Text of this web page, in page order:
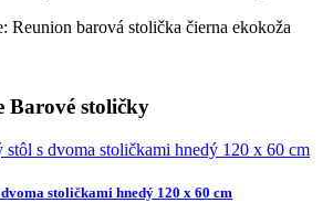
Reunion barová stolička čierna ekokoža
Barové stoličky
stoličkami hnedý 120 x 60 cm